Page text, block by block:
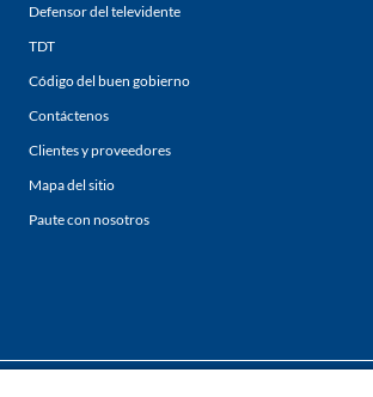
Defensor del televidente
TDT
Código del buen gobierno
Contáctenos
Clientes y proveedores
Mapa del sitio
Paute con nosotros